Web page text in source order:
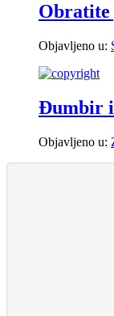
Obratite
Objavljeno u:
Đumbir i
Objavljeno u: